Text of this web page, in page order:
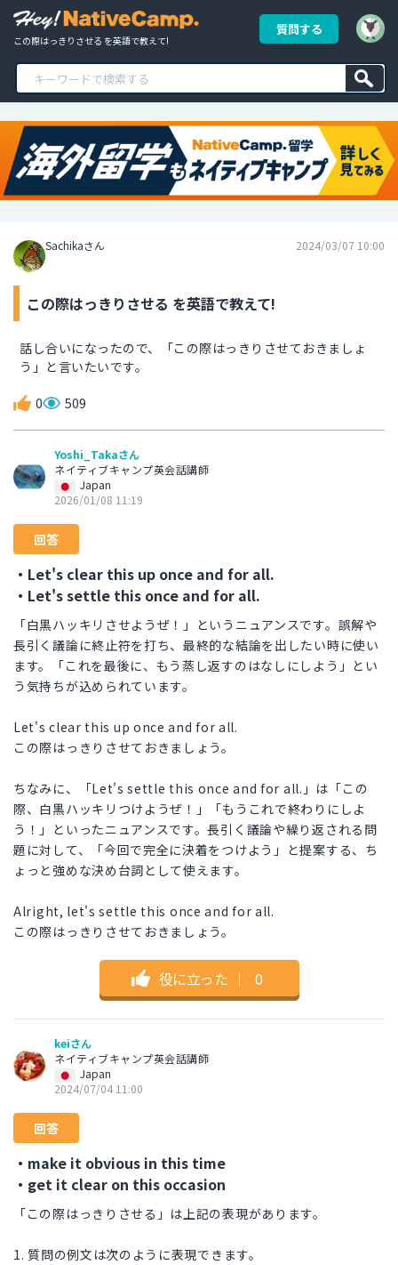
この際はっきりさせる を英語で教えて!
質問する
Sachikaさん 2024/03/07 10:00
この際はっきりさせる を英語で教えて!
話し合いになったので、「この際はっきりさせておきましょ
う」と言いたいです。
0 509
Yoshi_Takaさん
ネイティブキャンプ英会話講師
Japan
2026/01/08 11:19
回答
・Let's clear this up once and for all.
・Let's settle this once and for all.
「白黒ハッキリさせようぜ！」というニュアンスです。誤解や
長引く議論に終止符を打ち、最終的な結論を出したい時に使い
ます。「これを最後に、もう蒸し返すのはなしにしよう」とい
う気持ちが込められています。
Let's clear this up once and for all.
この際はっきりさせておきましょう。
ちなみに、「Let's settle this once and for all.」は「この
際、白黒ハッキリつけようぜ！」「もうこれで終わりにしよ
う！」といったニュアンスです。長引く議論や繰り返される問
題に対して、「今回で完全に決着をつけよう」と提案する、ち
ょっと強めな決め台詞として使えます。
Alright, let's settle this once and for all.
この際はっきりさせておきましょう。
役に立った ｜ 0
keiさん
ネイティブキャンプ英会話講師
Japan
2024/07/04 11:00
回答
・make it obvious in this time
・get it clear on this occasion
「この際はっきりさせる」は上記の表現があります。
1. 質問の例文は次のように表現できます。